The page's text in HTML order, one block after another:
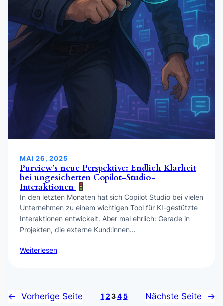
MAI 26, 2025
Purview’s neue Perspektive: Endlich Klarheit
bei ungesicherten Copilot-Studio-
Interaktionen
In den letzten Monaten hat sich Copilot Studio bei vielen
Unternehmen zu einem wichtigen Tool für KI-gestützte
Interaktionen entwickelt. Aber mal ehrlich: Gerade in
Projekten, die externe Kund:innen…
Weiterlesen
← Vorherige Seite 1 2 3 4 5 Nächste Seite →